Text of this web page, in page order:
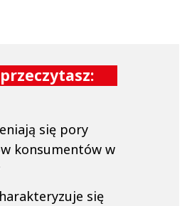
się pory
konsumentów w
się